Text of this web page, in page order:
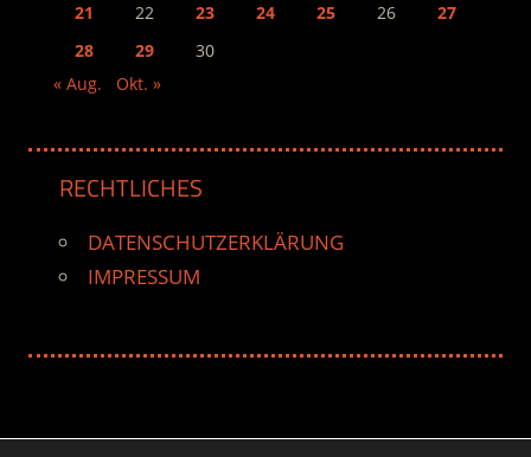
21
22 23 24 25 26
27
28
29
30
« Aug.
Okt. »
RECHTLICHES
DATENSCHUTZERKLÄRUNG
IMPRESSUM